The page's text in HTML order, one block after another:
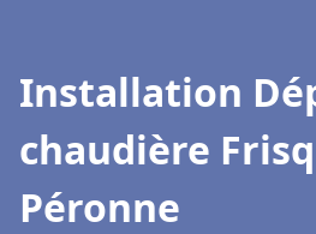
Installation
chaudière
Péronne